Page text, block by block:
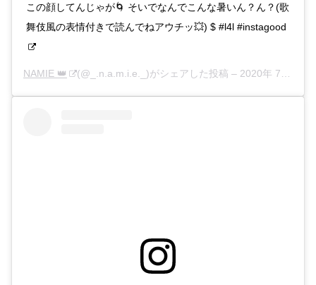
この顔してんじゃが🌀 そいでなんでこんな暑いん？ん？(歌
舞伎風の表情付きで読んでねアウチッ💥) $ #l4l #instagood
NAMIE 👑 (@_.n.a.m.i.e._)がシェアした投稿 – 2020年 7月月7日午前4時59分PDT